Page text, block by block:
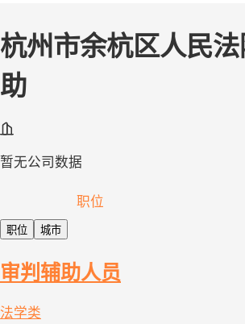
杭州市余杭区人民
助
暂无公司数据
职位
职位 城市
审判辅助人员
法学类